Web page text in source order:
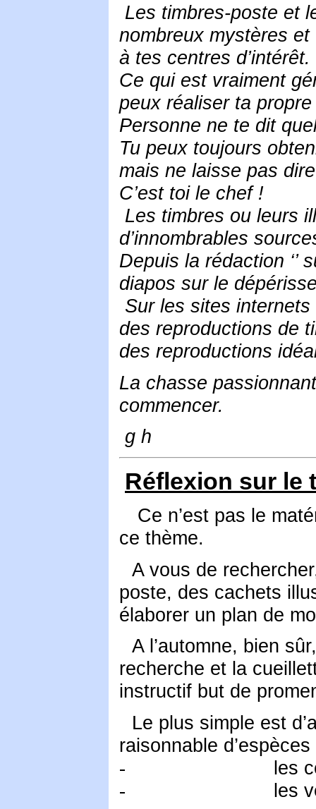
Les timbres-poste et
nombreux mystères
à tes centres d’intérêt.
Ce qui est vraiment
peux réaliser ta
Personne ne te dit
Tu peux toujours
mais ne laisse pas
C’est toi le chef !
Les timbres ou leurs
d’innombrables
Depuis la rédaction ‘’
diapos sur le
Sur les sites
des reproductions de
des reproductions
La chasse
commencer.
g h
Réflexion sur le
Ce n’est pas le
ce thème.
A vous de
poste, des cachets
élaborer un plan de
A l’automne, bien
recherche et la
instructif but de
Le plus simple est
raisonnable
- les
-
les